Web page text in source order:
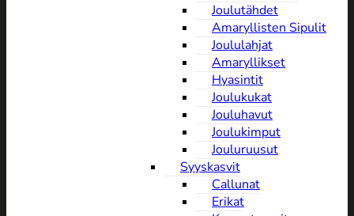
Joulutähdet
Amaryllisten Sipulit
Joululahjat
Amaryllikset
Hyasintit
Joulukukat
Jouluhavut
Joulukimput
Jouluruusut
Syyskasvit
Callunat
Erikat